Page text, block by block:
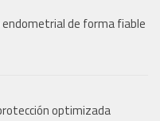
de forma fiable
optimizada